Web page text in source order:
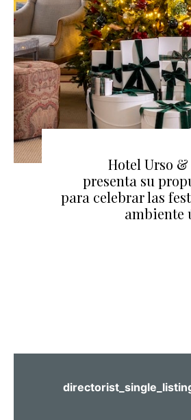
Hotel Urso
presenta su
para celebrar las
ambiente